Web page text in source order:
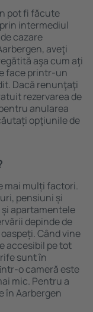
pot fi făcute
intermediul
cazare
aveţi
aşa cum aţi
face printr-un
Dacă renunţaţi
rezervarea de
anularea
opţiunile de
mai mulți factori.
pensiuni și
apartamentele
depinde de
Când vine
accesibil pe tot
sunt în
o cameră este
mic. Pentru a
în Aarbergen